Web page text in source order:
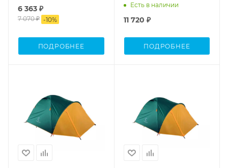
6 363 ₽
7 070 ₽ -10%
ПОДРОБНЕЕ
Есть в наличии
11 720 ₽
ПОДРОБНЕЕ